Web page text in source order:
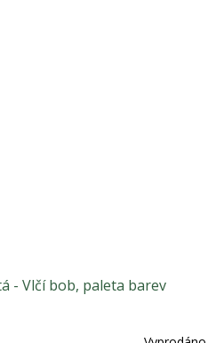
- Vlčí bob, paleta barev